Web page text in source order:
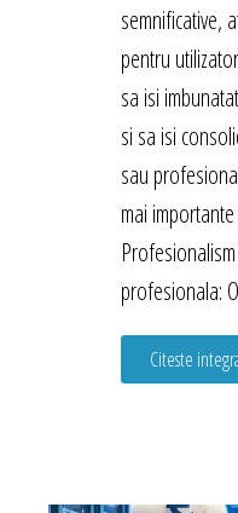
semnificative,
pentru
sa isi
si sa isi
sau
mai
profesionala:
Citeste